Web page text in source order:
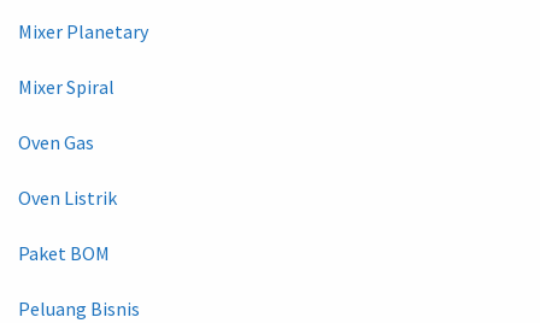
Mixer Planetary
Mixer Spiral
Oven Gas
Oven Listrik
Paket BOM
Peluang Bisnis